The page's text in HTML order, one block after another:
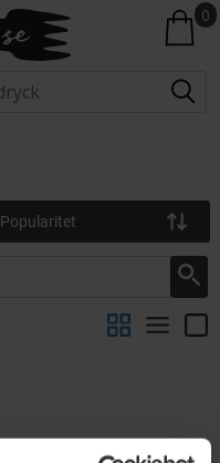
0
Popularitet